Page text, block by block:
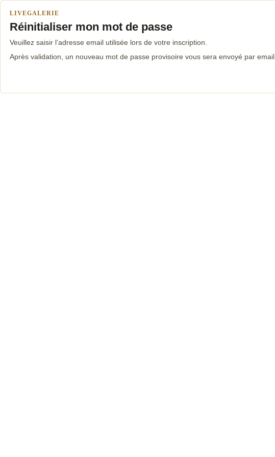
LIVEGALERIE
Réinitialiser mon mot de passe
Veuillez saisir l’adresse email utilisée lors de votre inscription.
Après validation, un nouveau mot de passe provisoire vous sera envoyé par email.